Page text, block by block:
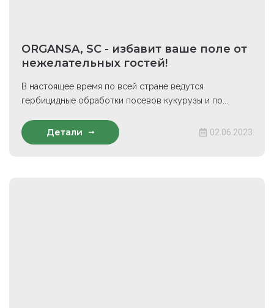
ORGANSA, SC - избавит ваше поле от
нежелательных гостей!
В настоящее время по всей стране ведутся
гербицидные обработки посевов кукурузы и по...
Детали 02.06.2023